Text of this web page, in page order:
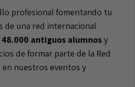
profesional fomentando tu
de una red internacional
48.000 antiguos alumnosy
de formar parte de la Red
nuestros eventos y